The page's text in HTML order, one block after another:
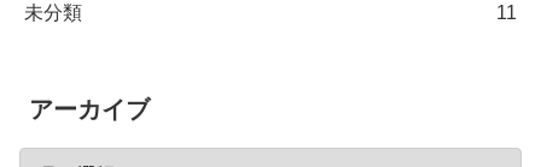
未分類 11
アーカイブ